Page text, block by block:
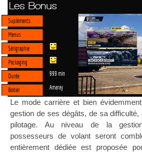
Les Bonus
Supléments
Menus
Sérigraphie
Packaging
Durée
999 min
Boitier Amaray
Le mode carrière et bien
gestion de ses dégâts, de sa
pilotage. Au niveau de la
possesseurs de volant seront
entièrement dédiée est proposée